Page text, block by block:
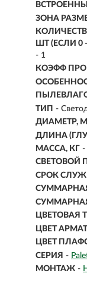
ЗОНА
ШТ (ЕСЛИ 0
- 1
КОЭФФ
ТИП -
ДИАМЕТР,
ДЛИНА
МАССА, КГ -
СВЕТОВОЙ
СРОК
ЦВЕТОВАЯ
ЦВЕТ
ЦВЕТ
СЕРИЯ -
МОНТАЖ -